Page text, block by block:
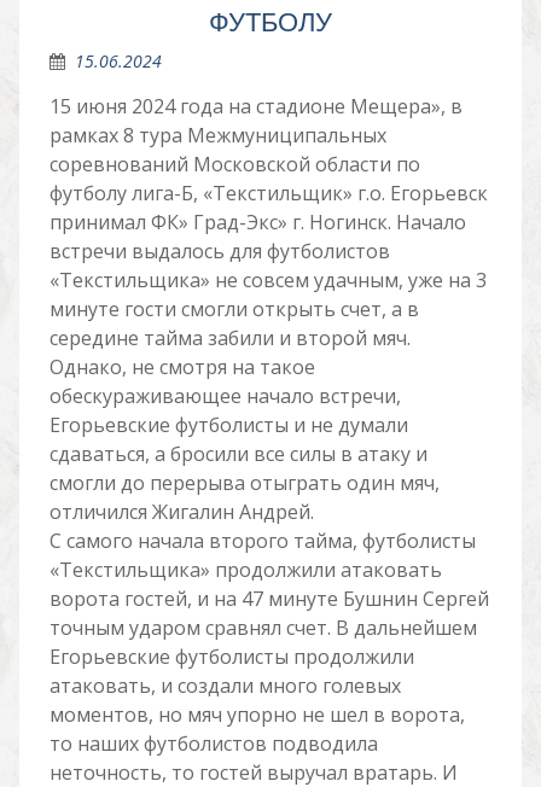
ФУТБОЛУ
15.06.2024
15 июня 2024 года на стадионе Мещера», в
рамках 8 тура Межмуниципальных
соревнований Московской области по
футболу лига-Б, «Текстильщик» г.о. Егорьевск
принимал ФК» Град-Экс» г. Ногинск. Начало
встречи выдалось для футболистов
«Текстильщика» не совсем удачным, уже на 3
минуте гости смогли открыть счет, а в
середине тайма забили и второй мяч.
Однако, не смотря на такое
обескураживающее начало встречи,
Егорьевские футболисты и не думали
сдаваться, а бросили все силы в атаку и
смогли до перерыва отыграть один мяч,
отличился Жигалин Андрей.
С самого начала второго тайма, футболисты
«Текстильщика» продолжили атаковать
ворота гостей, и на 47 минуте Бушнин Сергей
точным ударом сравнял счет. В дальнейшем
Егорьевские футболисты продолжили
атаковать, и создали много голевых
моментов, но мяч упорно не шел в ворота,
то наших футболистов подводила
неточность, то гостей выручал вратарь. И